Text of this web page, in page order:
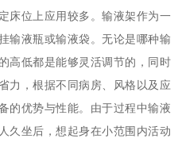
床位上应用较多。输液架作为一
输液瓶或输液袋。无论是哪种输
高低都是能够灵活调节的，同时
力，根据不同病房、风格以及应
的优势与性能。由于过程中输液
久坐后，想起身在小范围内活动